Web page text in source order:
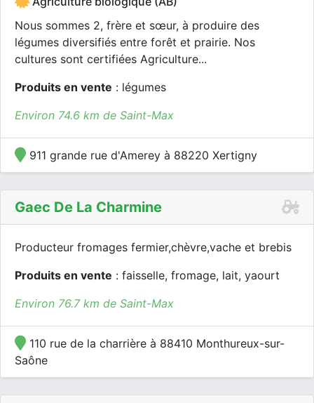
Nous sommes 2, frère et sœur, à produire des
légumes diversifiés entre forêt et prairie. Nos
cultures sont certifiées Agriculture...
Produits en vente : légumes
Environ 74.6 km de Saint-Max
911 grande rue d'Amerey à 88220 Xertigny
Gaec De La Charmine
Producteur fromages fermier,chèvre,vache et brebis
Produits en vente : faisselle, fromage, lait, yaourt
Environ 76.7 km de Saint-Max
110 rue de la charrière à 88410 Monthureux-sur-
Saône